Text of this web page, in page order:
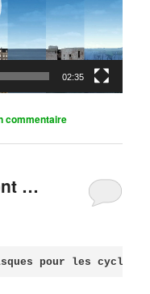
02:35
commentaire
…
pour les